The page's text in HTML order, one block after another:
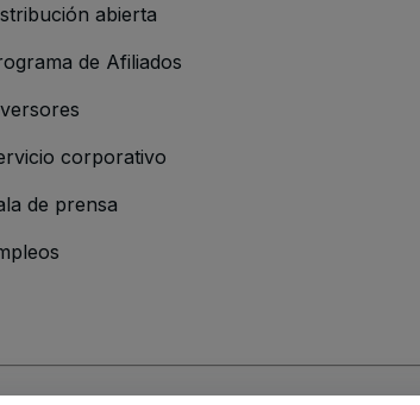
abierta
de Afiliados
corporativo
de prensa